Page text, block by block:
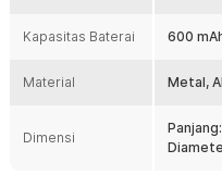
memberikan Anda
desainnya ini akan
menghaluskan permukaan,
Baterai Bawaan Kapasitas
Kapasitas Baterai 600
Material Metal,
Dimensi